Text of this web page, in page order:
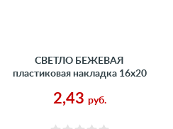
СВЕТЛО БЕЖЕВАЯ
пластиковая накладка 16х20
2,43 руб.